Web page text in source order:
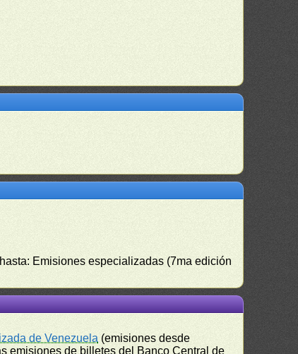
Emisiones especializadas (7ma edición
de Venezuela (emisiones desde
emisiones de billetes del Banco Central de